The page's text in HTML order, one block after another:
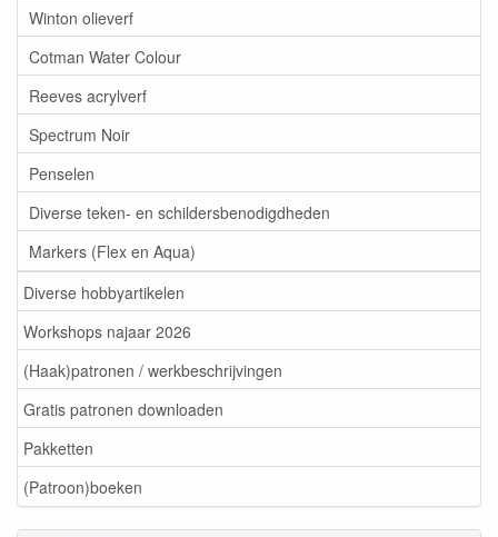
Winton olieverf
Cotman Water Colour
Reeves acrylverf
Spectrum Noir
Penselen
Diverse teken- en schildersbenodigdheden
Markers (Flex en Aqua)
Diverse hobbyartikelen
Workshops najaar 2026
(Haak)patronen / werkbeschrijvingen
Gratis patronen downloaden
Pakketten
(Patroon)boeken